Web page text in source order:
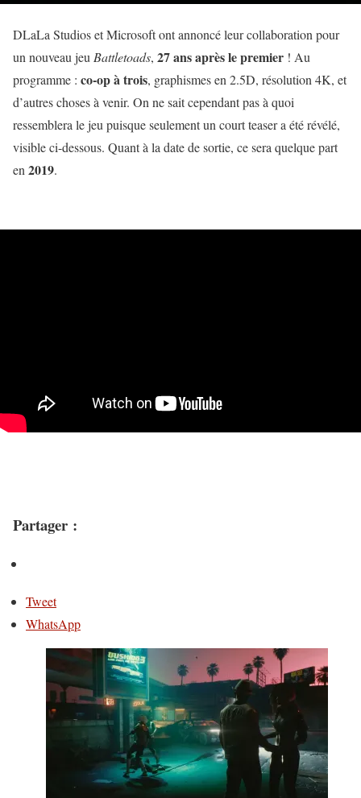
DLaLa Studios et Microsoft ont annoncé leur collaboration pour
un nouveau jeu Battletoads, 27 ans après le premier ! Au
programme : co-op à trois, graphismes en 2.5D, résolution 4K, et
d’autres choses à venir. On ne sait cependant pas à quoi
ressemblera le jeu puisque seulement un court teaser a été révélé,
visible ci-dessous. Quant à la date de sortie, ce sera quelque part
en 2019.
Partager :
Tweet
WhatsApp